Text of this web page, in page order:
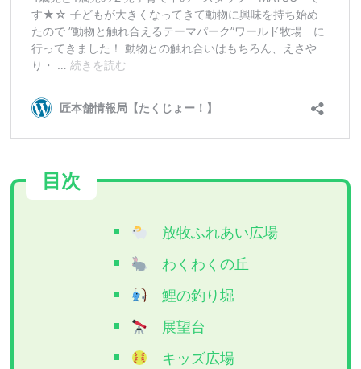
目次
放牧ふれあい広場
わくわくの丘
鯉の釣り堀
展望台
キッズ広場